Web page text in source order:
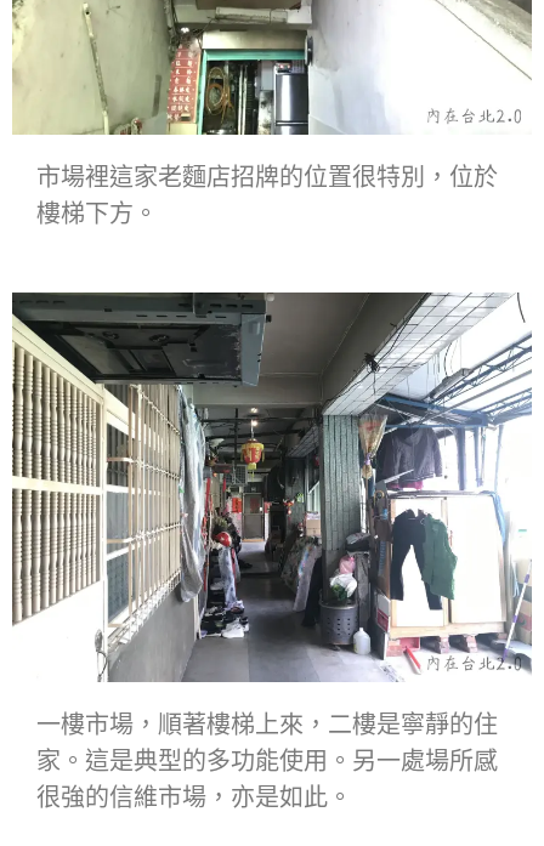
市場裡這家老麵店招牌的位置很特別，位於
樓梯下方。
一樓市場，順著樓梯上來，二樓是寧靜的住
家。這是典型的多功能使用。另一處場所感
很強的信維市場，亦是如此。